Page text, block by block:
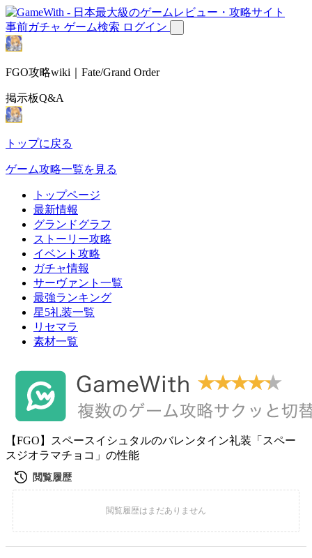
事前ガチャ ゲーム検索 ログイン
FGO攻略wiki｜Fate/Grand Order
掲示板Q&A
トップに戻る
ゲーム攻略一覧を見る
トップページ
最新情報
グランドグラフ
ストーリー攻略
イベント攻略
ガチャ情報
サーヴァント一覧
最強ランキング
星5礼装一覧
リセマラ
素材一覧
【FGO】スペースイシュタルのバレンタイン礼装「スペー
スジオラマチョコ」の性能